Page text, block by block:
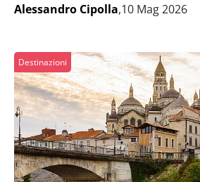
Alessandro Cipolla,10 Mag 2026
Destinazioni